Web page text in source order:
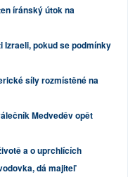
íránský útok na
Izraeli, pokud se podmínky
síly rozmístěné na
Medveděv opět
a o uprchlících
dá majiteľ